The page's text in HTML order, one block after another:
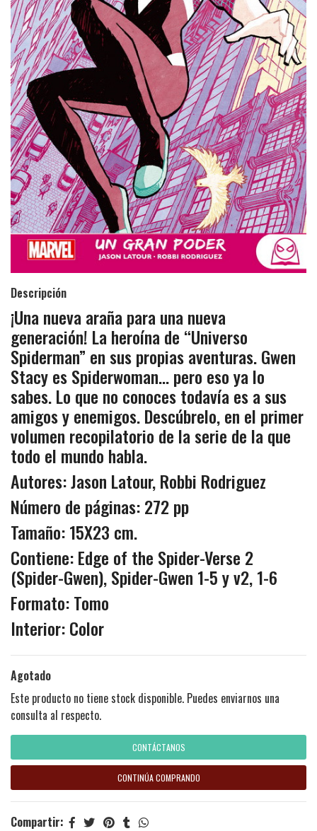
Descripción
¡Una nueva araña para una nueva
generación! La heroína de “Universo
Spiderman” en sus propias aventuras. Gwen
Stacy es Spiderwoman... pero eso ya lo
sabes. Lo que no conoces todavía es a sus
amigos y enemigos. Descúbrelo, en el primer
volumen recopilatorio de la serie de la que
todo el mundo habla.
Autores: Jason Latour, Robbi Rodriguez
Número de páginas: 272 pp
Tamaño: 15X23 cm.
Contiene: Edge of the Spider-Verse 2
(Spider-Gwen), Spider-Gwen 1-5 y v2, 1-6
Formato: Tomo
Interior: Color
Agotado
Este producto no tiene stock disponible. Puedes enviarnos una
consulta al respecto.
CONTÁCTANOS
CONTINÚA COMPRANDO
Compartir: